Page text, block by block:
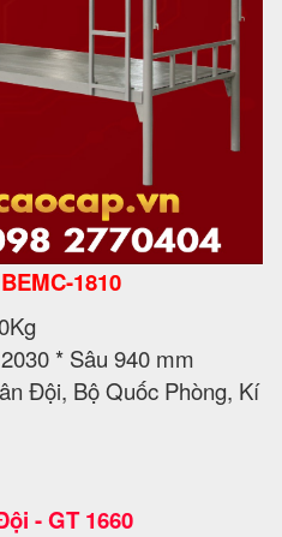
1810
* Sâu 940 mm
Đội, Bộ Quốc Phòng, Kí
- GT 1660